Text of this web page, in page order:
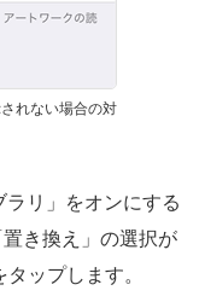
れない場合の対
リ」をオンにする
き換え」の選択が
ップします。